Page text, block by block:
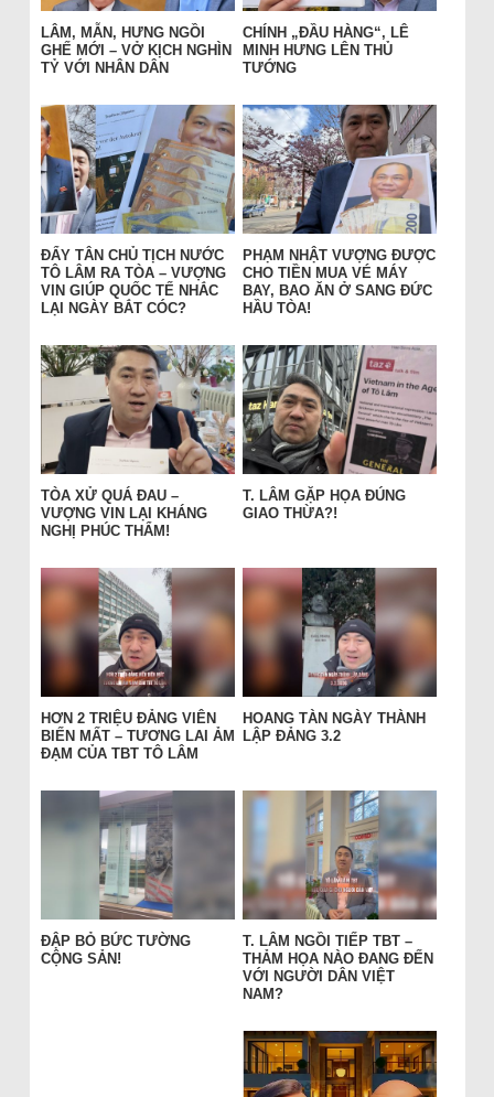
LÂM, MẪN, HƯNG NGỒI
GHẾ MỚI – VỞ KỊCH NGHÌN
TỶ VỚI NHÂN DÂN
CHÍNH „ĐẦU HÀNG“, LÊ
MINH HƯNG LÊN THỦ
TƯỚNG
ĐẨY TÂN CHỦ TỊCH NƯỚC
TÔ LÂM RA TÒA – VƯỢNG
VIN GIÚP QUỐC TẾ NHẮC
LẠI NGÀY BẮT CÓC?
PHẠM NHẬT VƯỢNG ĐƯỢC
CHO TIỀN MUA VÉ MÁY
BAY, BAO ĂN Ở SANG ĐỨC
HẦU TÒA!
TÒA XỬ QUÁ ĐAU –
VƯỢNG VIN LẠI KHÁNG
NGHỊ PHÚC THẨM!
T. LÂM GẶP HỌA ĐÚNG
GIAO THỪA?!
HƠN 2 TRIỆU ĐẢNG VIÊN
BIẾN MẤT – TƯƠNG LAI ẢM
ĐẠM CỦA TBT TÔ LÂM
HOANG TÀN NGÀY THÀNH
LẬP ĐẢNG 3.2
ĐẬP BỎ BỨC TƯỜNG
CỘNG SẢN!
T. LÂM NGỒI TIẾP TBT –
THẢM HỌA NÀO ĐANG ĐẾN
VỚI NGƯỜI DÂN VIỆT
NAM?